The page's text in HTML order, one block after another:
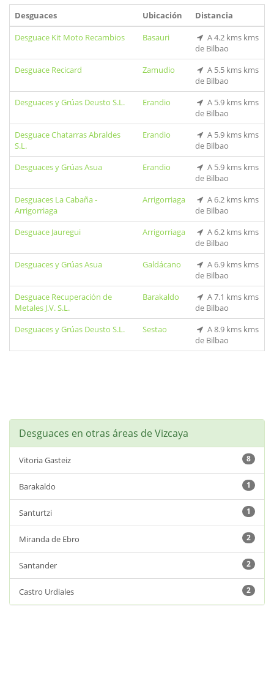
Desguaces Ubicación
Distancia
Desguace Kit Moto Recambios
Basauri
A 4.2 kms kms
de Bilbao
Desguace Recicard
Zamudio
A 5.5 kms kms
de Bilbao
Desguaces y Grúas Deusto S.L.
Erandio
A 5.9 kms kms
de Bilbao
Desguace Chatarras Abraldes
S.L.
Erandio
A 5.9 kms kms
de Bilbao
Desguaces y Grúas Asua
Erandio
A 5.9 kms kms
de Bilbao
Desguaces La Cabaña -
Arrigorriaga
Arrigorriaga
A 6.2 kms kms
de Bilbao
Desguace Jauregui
Arrigorriaga
A 6.2 kms kms
de Bilbao
Desguaces y Grúas Asua
Galdácano
A 6.9 kms kms
de Bilbao
Desguace Recuperación de
Metales J.V. S.L.
Barakaldo
A 7.1 kms kms
de Bilbao
Desguaces y Grúas Deusto S.L.
Sestao
A 8.9 kms kms
de Bilbao
Desguaces en otras áreas de Vizcaya
Vitoria Gasteiz 8
Barakaldo 1
Santurtzi 1
Miranda de Ebro 2
Santander 2
Castro Urdiales 2